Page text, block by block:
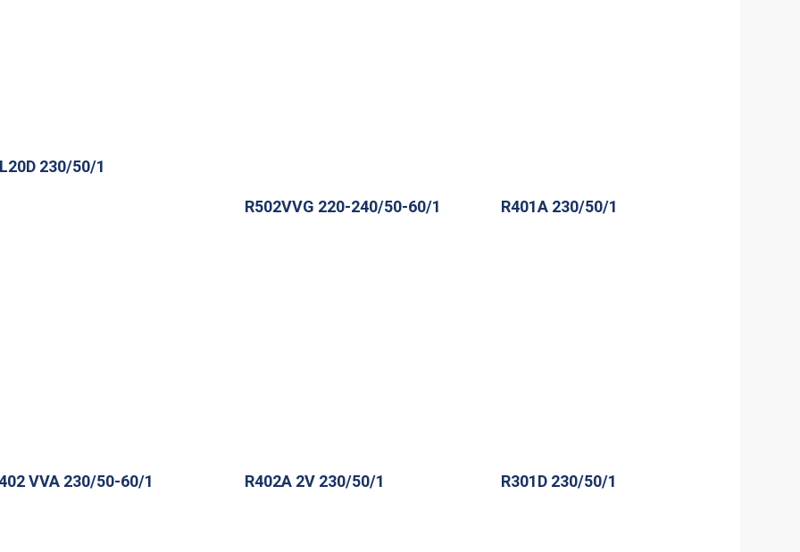
230/50/1
R502VVG 220-240/50-60/1 R401A 230/50/1
VVA 230/50-60/1 R402A 2V 230/50/1 R301D 230/50/1